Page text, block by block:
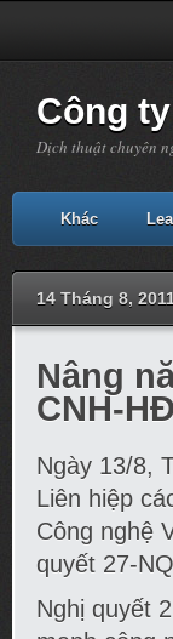
Công
Dịch thuật chuyên
Khác
14 Tháng 8, 2011
Nâng
CNH-
Ngày 13/8,
Liên hiệp
Công nghệ
quyết 27-
Nghị quyết